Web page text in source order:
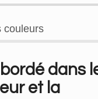
couleurs
dans
et la